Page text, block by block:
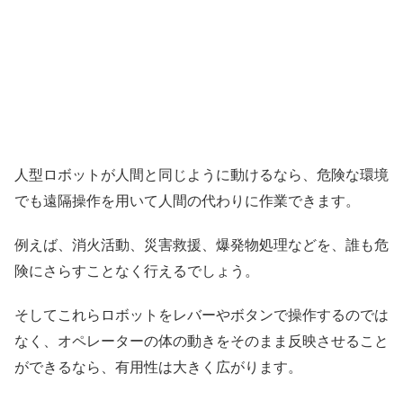
人型ロボットが人間と同じように動けるなら、危険な環境
でも遠隔操作を用いて人間の代わりに作業できます。
例えば、消火活動、災害救援、爆発物処理などを、誰も危
険にさらすことなく行えるでしょう。
そしてこれらロボットをレバーやボタンで操作するのでは
なく、オペレーターの体の動きをそのまま反映させること
ができるなら、有用性は大きく広がります。